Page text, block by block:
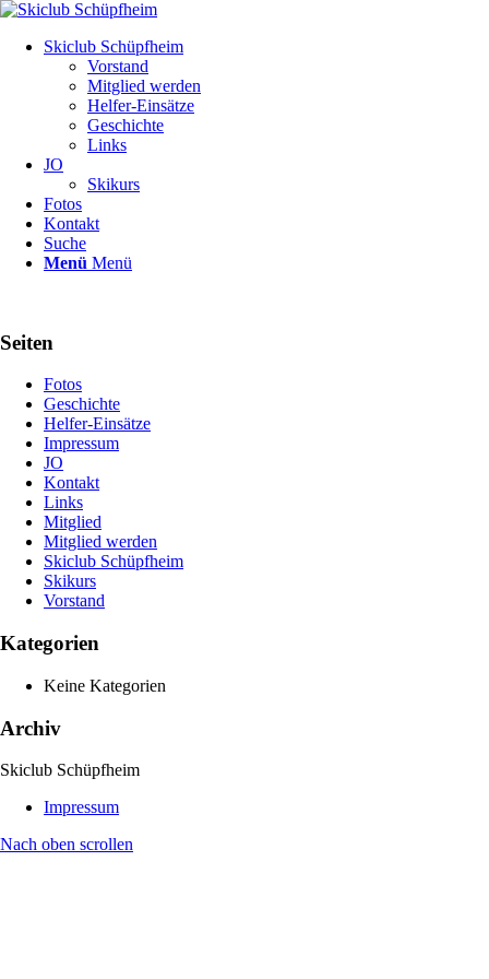
Skiclub Schüpfheim
Vorstand
Mitglied werden
Helfer-Einsätze
Geschichte
Links
JO
Skikurs
Fotos
Kontakt
Suche
Menü Menü
Seiten
Fotos
Geschichte
Helfer-Einsätze
Impressum
JO
Kontakt
Links
Mitglied
Mitglied werden
Skiclub Schüpfheim
Skikurs
Vorstand
Kategorien
Keine Kategorien
Archiv
Skiclub Schüpfheim
Impressum
Nach oben scrollen